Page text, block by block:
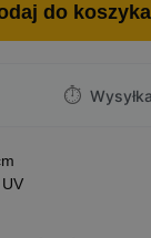
do koszyka
⏱